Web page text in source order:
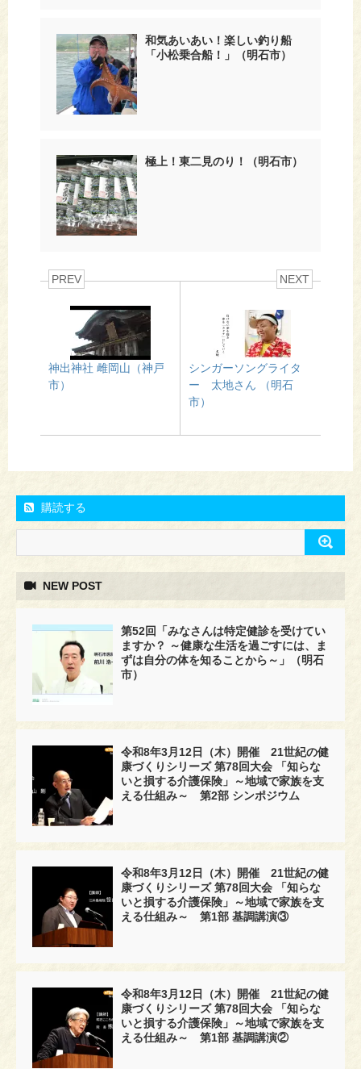
和気あいあい！楽しい釣り船
「小松乗合船！」（明石市）
極上！東二見のり！（明石市）
PREV
神出神社 雌岡山（神戸
市）
NEXT
シンガーソングライタ
ー 太地さん （明石
市）
購読する
NEW POST
第52回「みなさんは特定健診を受けてい
ますか？ ～健康な生活を過ごすには、ま
ずは自分の体を知ることから～」（明石
市）
令和8年3月12日（木）開催 21世紀の健
康づくりシリーズ 第78回大会 「知らな
いと損する介護保険」～地域で家族を支
える仕組み～ 第2部 シンポジウム
令和8年3月12日（木）開催 21世紀の健
康づくりシリーズ 第78回大会 「知らな
いと損する介護保険」～地域で家族を支
える仕組み～ 第1部 基調講演③
令和8年3月12日（木）開催 21世紀の健
康づくりシリーズ 第78回大会 「知らな
いと損する介護保険」～地域で家族を支
える仕組み～ 第1部 基調講演②